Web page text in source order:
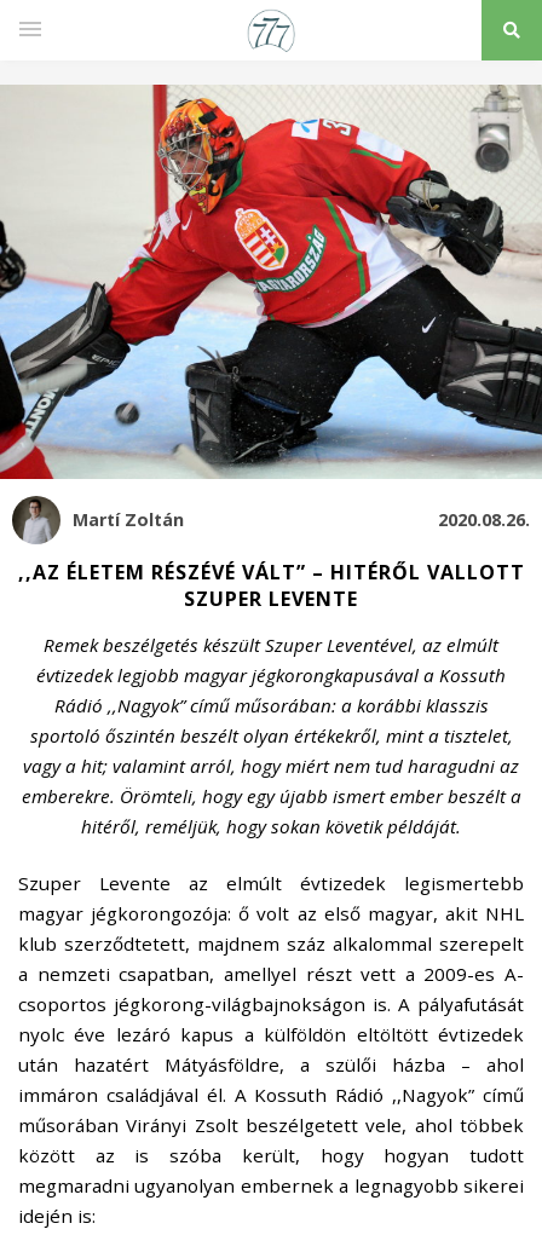
Martí Zoltán 2020.08.26.
,,AZ ÉLETEM RÉSZÉVÉ VÁLT” – HITÉRŐL VALLOTT
SZUPER LEVENTE
Remek beszélgetés készült Szuper Leventével, az elmúlt
évtizedek legjobb magyar jégkorongkapusával a Kossuth
Rádió ,,Nagyok” című műsorában: a korábbi klasszis
sportoló őszintén beszélt olyan értékekről, mint a tisztelet,
vagy a hit; valamint arról, hogy miért nem tud haragudni az
emberekre. Örömteli, hogy egy újabb ismert ember beszélt a
hitéről, reméljük, hogy sokan követik példáját.
Szuper Levente az elmúlt évtizedek legismertebb
magyar jégkorongozója: ő volt az első magyar, akit NHL
klub szerződtetett, majdnem száz alkalommal szerepelt
a nemzeti csapatban, amellyel részt vett a 2009-es A-
csoportos jégkorong-világbajnokságon is. A pályafutását
nyolc éve lezáró kapus a külföldön eltöltött évtizedek
után hazatért Mátyásföldre, a szülői házba – ahol
immáron családjával él. A Kossuth Rádió ,,Nagyok” című
műsorában Virányi Zsolt beszélgetett vele, ahol többek
között az is szóba került, hogy hogyan tudott
megmaradni ugyanolyan embernek a legnagyobb sikerei
idején is: